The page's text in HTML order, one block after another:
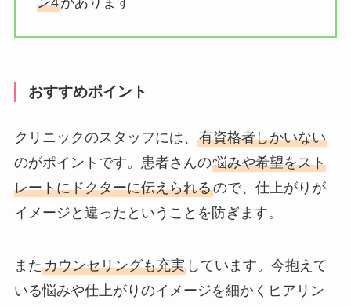
おすすめポイント
クリニックのスタッフには、 有資格者しかいない
のがポイントです。患者さんの悩みや希望をスト
レートにドクターに伝えられるので、仕上がりが
イメージと違ったということを防ぎます。
またカウンセリングも充実しています。今抱えて
いる悩みや仕上がりのイメージを細かくヒアリン